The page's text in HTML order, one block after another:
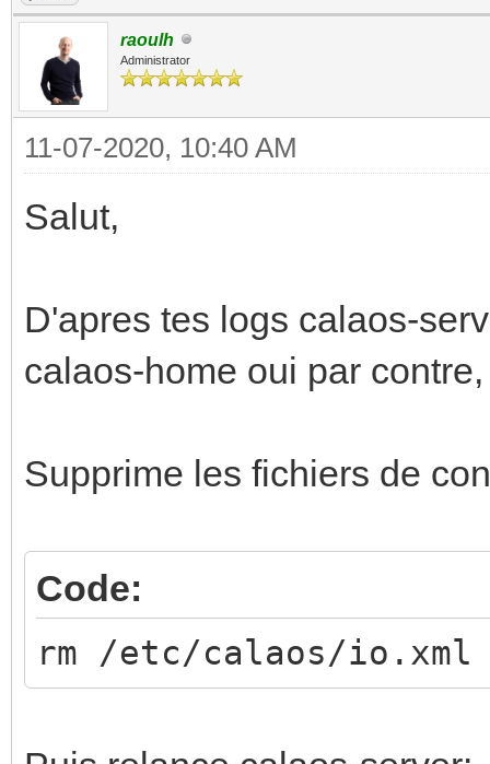
raoulh
Administrator
11-07-2020, 10:40 AM
Salut,
D'apres tes logs calaos-
calaos-home oui par
Supprime les fichiers de
Code:
rm /etc/calaos/